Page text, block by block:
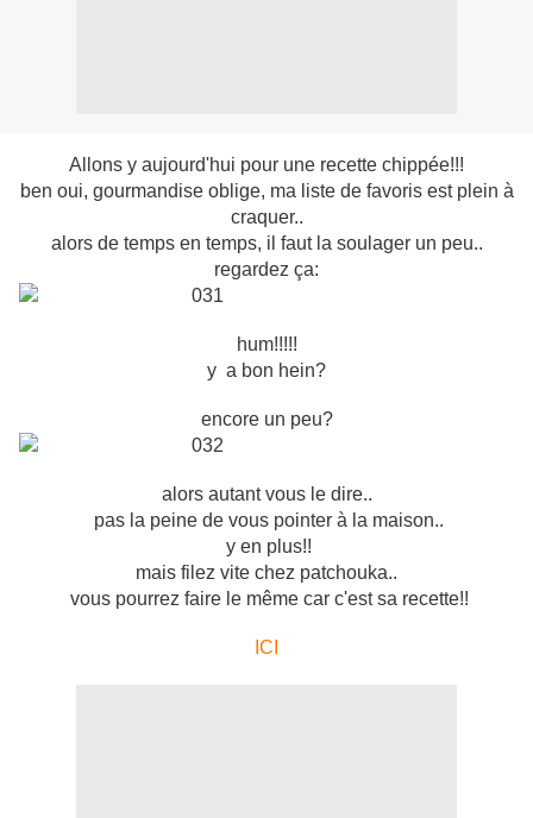
Allons y aujourd'hui pour une recette chippée!!!
ben oui, gourmandise oblige, ma liste de favoris est plein à
craquer..
alors de temps en temps, il faut la soulager un peu..
regardez ça:
hum!!!!!
y a bon hein?
encore un peu?
alors autant vous le dire..
pas la peine de vous pointer à la maison..
y en plus!!
mais filez vite chez patchouka..
vous pourrez faire le même car c'est sa recette!!
ICI